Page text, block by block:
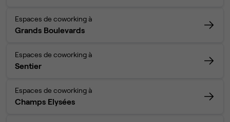
Espaces de coworking à
Grands Boulevards
Espaces de coworking à
Sentier
Espaces de coworking à
Champs Elysées